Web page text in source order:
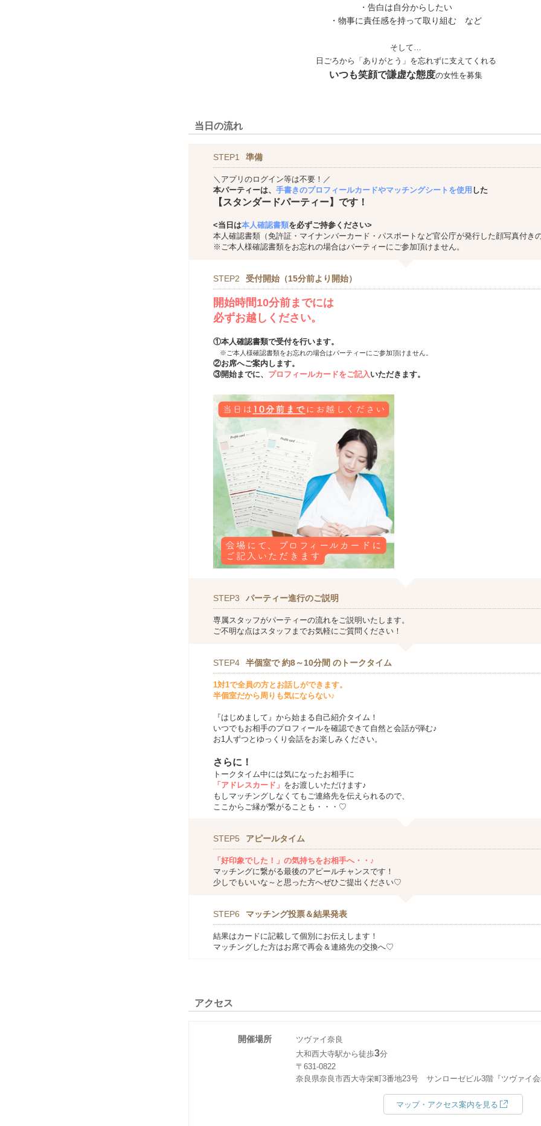
・告白は自分からしたい
・物事に責任感を持って取り組む など
そして…
日ごろから「ありがとう」を忘れずに支えてくれる
いつも笑顔で謙虚な態度の女性を募集
当日の流れ
STEP1 準備
＼アプリのログイン等は不要！／
本パーティーは、 手書きのプロフィールカードやマッチングシートを使用 した
【スタンダードパーティー】です！
<当日は本人確認書類を必ずご持参ください>
本人確認書類（免許証・マイナンバーカード・パスポートなど官公庁が発行した顔写真付き
※ご本人様確認書類をお忘れの場合はパーティーにご参加頂けません。
STEP2 受付開始（15分前より開始）
開始時間10分前までには
必ずお越しください。
①本人確認書類で受付を行います。
※ご本人様確認書類をお忘れの場合はパーティーにご参加頂けません。
②お席へご案内します。
③開始までに、 プロフィールカードをご記入 いただきます。
STEP3 パーティー進行のご説明
専属スタッフがパーティーの流れをご説明いたします。
ご不明な点はスタッフまでお気軽にご質問ください！
STEP4 半個室で 約8～10分間 のトークタイム
1対1で全員の方とお話しができます。
半個室だから周りも気にならない♪
『はじめまして』から始まる自己紹介タイム！
いつでもお相手のプロフィールを確認できて自然と会話が弾む♪
お1人ずつとゆっくり会話をお楽しみください。
さらに！
トークタイム中には気になったお相手に
「アドレスカード」 をお渡しいただけます♪
もしマッチングしなくてもご連絡先を伝えられるので、
ここからご縁が繋がることも・・・♡
STEP5 アピールタイム
「好印象でした！」の気持ちをお相手へ・・♪
マッチングに繋がる最後のアピールチャンスです！
少しでもいいな～と思った方へぜひご提出ください♡
STEP6 マッチング投票＆結果発表
結果はカードに記載して個別にお伝えします！
マッチングした方はお席で再会＆連絡先の交換へ♡
アクセス
開催場所
ツヴァイ奈良
大和西大寺駅から徒歩3分
〒631-0822
奈良県奈良市西大寺栄町3番地23号 サンローゼビル3階『ツヴァイ
マップ・アクセス案内を見る